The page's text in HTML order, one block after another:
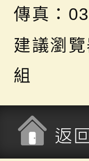
傳真：
建議瀏
組